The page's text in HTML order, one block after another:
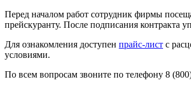
Перед началом работ сотрудник фирмы
прейскуранту. После подписания контракта
Для ознакомления доступен прайс-лист с
условиями.
По всем вопросам звоните по телефону 8